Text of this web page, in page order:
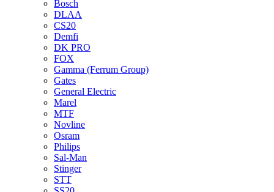
Bosch
DLAA
CS20
Demfi
DK PRO
FOX
Gamma (Ferrum Group)
Gates
General Electric
Marel
MTF
Novline
Osram
Philips
Sal-Man
Stinger
STT